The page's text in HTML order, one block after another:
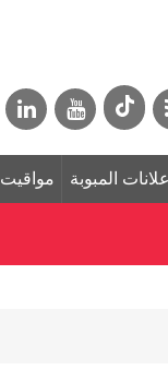
المبوبة مواقيت